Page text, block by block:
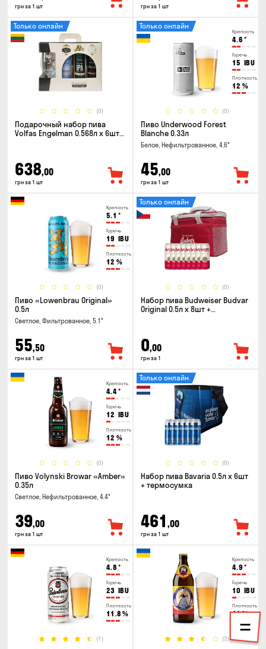
грн за 1 шт грн за 1 шт
(0)
Только онлайн
Подарочный набор пива
Volfas Engelman 0.568л x 6шт +
638,00
грн за 1 шт
Крепость
4.6 °
Горечь
15 IBU
Плотность
12 %
(0)
Только онлайн
Пиво Underwood Forest
Blanche 0.33л
Белое, Нефильтрованное, 4.6°
45,00
грн за 1 шт
Крепость
5.1 °
Горечь
19 IBU
Плотность
12 %
(0)
Пиво «Lowenbrau Original»
0.5л
Светлое, Фильтрованное, 5.1°
55,50
грн за 1 шт
(0)
Только онлайн
Набор пива Budweiser Budvar
Original 0.5л x 8шт +
0,00
грн за 1
Крепость
4.4°
Горечь
12 IBU
Плотность
12 %
(0)
Пиво Volynski Browar «Amber»
0.35л
Светлое, Нефильтрованное, 4.4°
39,00
грн за 1 шт
(0)
Только онлайн
Набор пива Bavaria 0.5л х 6шт
+ термосумка
461 ,00
грн за 1 шт
Крепость
4.8 °
Горечь
23 IBU
Плотность
11.8 %
(1)
Крепость
4.9 °
Горечь
10 IBU
Плотность
11%
(3)